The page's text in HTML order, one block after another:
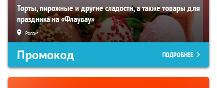
Торты, пирожные и другие сладости, а также товары для
праздника на «Флаувау»
Россия
Промокод ПОДРОБНЕЕ